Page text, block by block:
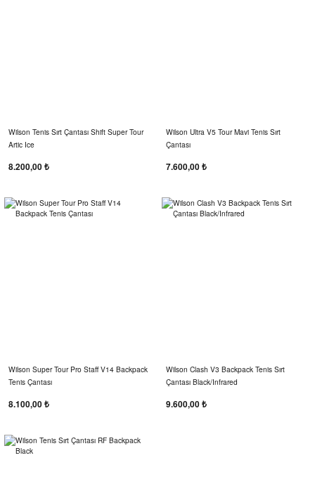
Wilson Tenis Sırt Çantası Shift Super Tour
Artic Ice
8.200,00 ₺
Wilson Ultra V5 Tour Mavi Tenis Sırt
Çantası
7.600,00 ₺
Wilson Super Tour Pro Staff V14 Backpack
Tenis Çantası
8.100,00 ₺
Wilson Clash V3 Backpack Tenis Sırt
Çantası Black/Infrared
9.600,00 ₺